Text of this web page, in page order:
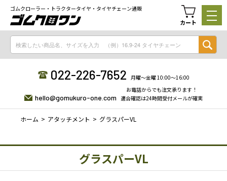
ゴムクローラー・トラクタータイヤ・タイヤチェーン通販
カート
022-226-7652 月曜〜金曜 10:00〜16:00
hello@gomukuro-one.com
お電話からでも注文承ります！
適合確認は24時間受付メールが確実
ホーム アタッチメント グラスパーVL
グラスパーVL